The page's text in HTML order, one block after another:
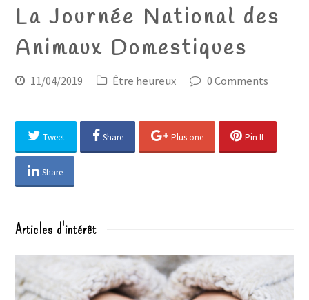
La Journée National des
Animaux Domestiques
11/04/2019 Être heureux 0 Comments
Tweet Share Plus one Pin It
Share
Articles d'intérêt